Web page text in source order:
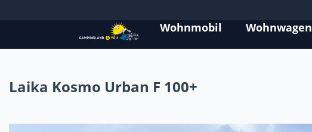
Wohnmobil Wohnwagen
Laika Kosmo Urban F 100+